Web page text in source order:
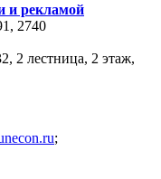
и рекламой
2740
2 лестница, 2 этаж,
;